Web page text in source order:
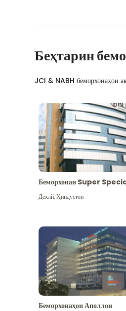
Беҳтарин
JCI & NABH беморхонаҳои
Беморхонаи Super
Дехлй,Ҳиндустон
Беморхонаҳои Аполлон